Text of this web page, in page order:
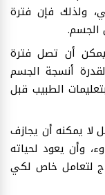
ولذلك فإن فترة
الجسم.
أن تصل فترة
أنسجة الجسم
الطبيب قبل
لا يمكنه أن يجازف
وأن يعود لحياته
لتعامل خاص لكي